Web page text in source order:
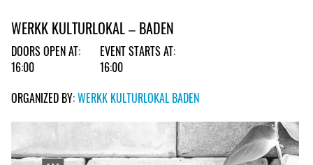
WERKK KULTURLOKAL – BADEN
DOORS OPEN AT:
16:00
EVENT STARTS AT:
16:00
ORGANIZED BY:WERKK KULTURLOKAL BADEN